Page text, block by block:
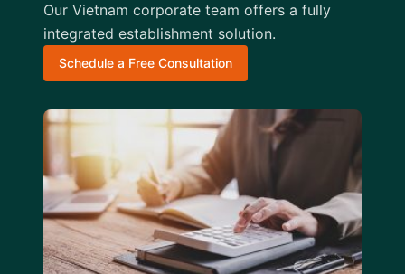
Our Vietnam corporate team offers a fully
integrated establishment solution.
Schedule a Free Consultation